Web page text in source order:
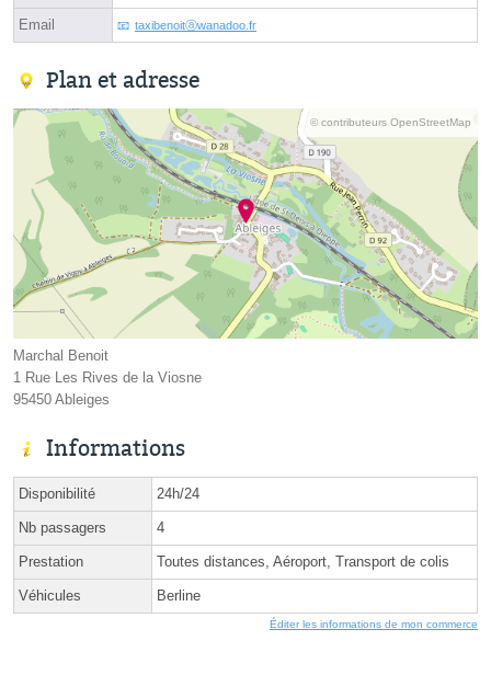
Email taxibenoitⓐwanadoo.fr
Plan et adresse
© contributeurs OpenStreetMap
Marchal Benoit
1 Rue Les Rives de la Viosne
95450 Ableiges
Informations
Disponibilité 24h/24
Nb passagers 4
Prestation Toutes distances, Aéroport, Transport de colis
Véhicules Berline
Éditer les informations de mon commerce